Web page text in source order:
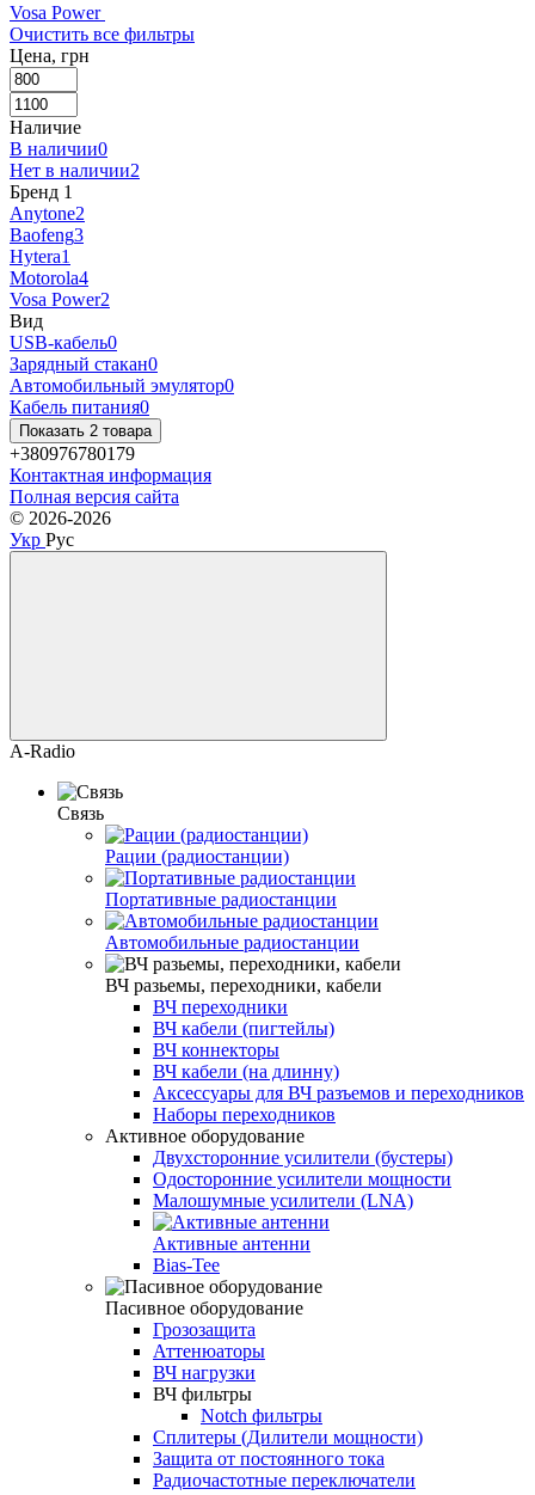
Vosa Power
Очистить все фильтры
Цена, грн
Наличие
В наличии0
Нет в наличии2
Бренд 1
Anytone2
Baofeng3
Hytera1
Motorola4
Vosa Power2
Вид
USB-кабель0
Зарядный стакан0
Автомобильный эмулятор0
Кабель питания0
Показать 2 товара
+380976780179
Контактная информация
Полная версия сайта
© 2026-2026
Укр Рус
A-Radio
Связь
Рации (радиостанции)
Портативные радиостанции
Автомобильные радиостанции
ВЧ разьемы, переходники, кабели
ВЧ переходники
ВЧ кабели (пигтейлы)
ВЧ коннекторы
ВЧ кабели (на длинну)
Аксессуары для ВЧ разъемов и переходников
Наборы переходников
Активное оборудование
Двухсторонние усилители (бустеры)
Одосторонние усилители мощности
Малошумные усилители (LNA)
Активные антенни
Bias-Tee
Пасивное оборудование
Грозозащита
Аттенюаторы
ВЧ нагрузки
ВЧ фильтры
Notch фильтры
Сплитеры (Дилители мощности)
Защита от постоянного тока
Радиочастотные переключатели